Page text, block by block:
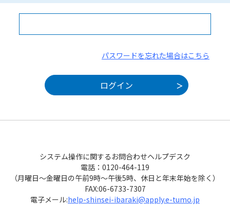
パスワードを忘れた場合はこちら
システム操作に関するお問合わせヘルプデスク
電話：0120-464-119
（月曜日～金曜日の午前9時～午後5時、休日と年末年始を除く）
FAX:06-6733-7307
電子メール:help-shinsei-ibaraki@apply.e-tumo.jp